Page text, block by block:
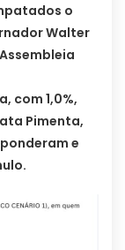
o
Walter
com 1,0%,
Pimenta,
e